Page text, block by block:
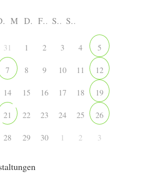
D M D F S S
31 1 2 3 4 5
7 8 9 10 11 12
14 15 16 17 18 19
21 22 23 24 25 26
28 29 30 1 2 3